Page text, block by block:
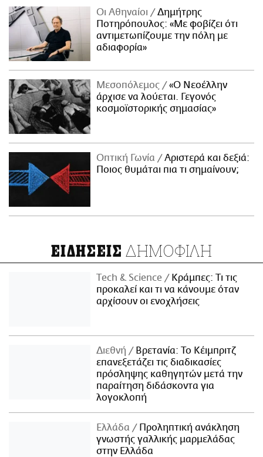
Οι Αθηναίοι
Δημήτρης
Ποτηρόπουλος: «Με φοβίζει ότι
αντιμετωπίζουμε την πόλη με
αδιαφορία»
Μεσοπόλεμος
«Ο Νεοέλλην
άρχισε να λούεται. Γεγονός
κοσμοϊστορικής σημασίας»
Οπτική Γωνία
Αριστερά και δεξιά:
Ποιος θυμάται πια τι σημαίνουν;
ΕΙΔΗΣΕΙΣ ΔΗΜΟΦΙΛΗ
Τech & Science
Κράμπες: Τι τις
προκαλεί και τι να κάνουμε όταν
αρχίσουν οι ενοχλήσεις
Διεθνή
Βρετανία: Το Κέιμπριτζ
επανεξετάζει τις διαδικασίες
πρόσληψης καθηγητών μετά την
παραίτηση διδάσκοντα για
λογοκλοπή
Ελλάδα
Προληπτική ανάκληση
γνωστής γαλλικής μαρμελάδας
στην Ελλάδα